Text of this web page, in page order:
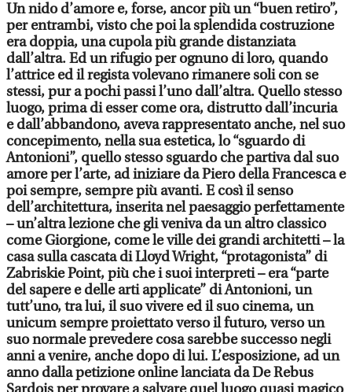
Un nido d’amore e, forse, ancor più un “buen retiro”,
per entrambi, visto che poi la splendida costruzione
era doppia, una cupola più grande distanziata
dall’altra. Ed un rifugio per ognuno di loro, quando
l’attrice ed il regista volevano rimanere soli con se
stessi, pur a pochi passi l’uno dall’altra. Quello stesso
luogo, prima di esser come ora, distrutto dall’incuria
e dall’abbandono, aveva rappresentato anche, nel suo
concepimento, nella sua estetica, lo “sguardo di
Antonioni”, quello stesso sguardo che partiva dal suo
amore per l’arte, ad iniziare da Piero della Francesca e
poi sempre, sempre più avanti. E così il senso
dell’architettura, inserita nel paesaggio perfettamente
– un’altra lezione che gli veniva da un altro classico
come Giorgione, come le ville dei grandi architetti – la
casa sulla cascata di Lloyd Wright, “protagonista” di
Zabriskie Point, più che i suoi interpreti – era “parte
del sapere e delle arti applicate” di Antonioni, un
tutt’uno, tra lui, il suo vivere ed il suo cinema, un
unicum sempre proiettato verso il futuro, verso un
suo normale prevedere cosa sarebbe successo negli
anni a venire, anche dopo di lui. L’esposizione, ad un
anno dalla petizione online lanciata da De Rebus